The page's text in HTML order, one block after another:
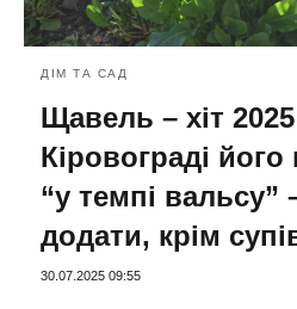
ДІМ ТА САД
Щавель – хіт
Кіровограді
“у темпі вальсу”
додати, крім
30.07.2025 09:55